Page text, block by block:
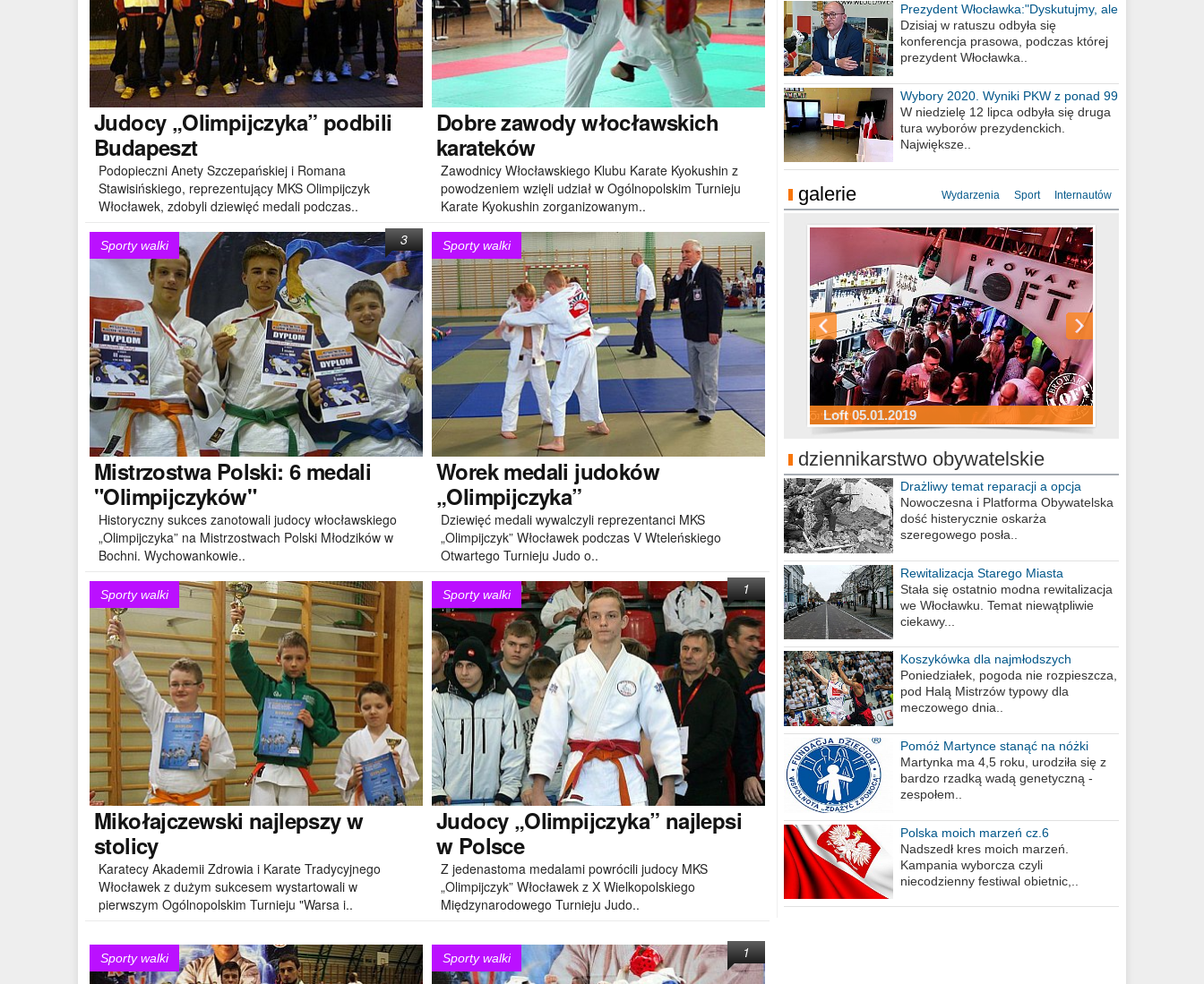
Judocy„Olimpijczyka” podbili
Budapeszt
Podopieczni Anety Szczepańskiej i Romana
Stawisińskiego, reprezentujący MKS Olimpijczyk
Włocławek, zdobyli dziewięć medali podczas..
Dobrezawody włocławskich
karateków
Zawodnicy Włocławskiego Klubu Karate Kyokushin z
powodzeniem wzięli udział w Ogólnopolskim Turnieju
Karate Kyokushin zorganizowanym..
Sporty walki
Mistrzostwa Polski: 6 medali
"Olimpijczyków"
Historyczny sukces zanotowali judocy włocławskiego
„Olimpijczyka” na Mistrzostwach Polski Młodzików w
Bochni. Wychowankowie..
3 Sporty walki
Worekmedali judoków
„Olimpijczyka”
Dziewięć medali wywalczyli reprezentanci MKS
„Olimpijczyk” Włocławek podczas V Wteleńskiego
Otwartego Turnieju Judo o..
Sporty walki
Mikołajczewski najlepszy w
stolicy
Karatecy Akademii Zdrowia i Karate Tradycyjnego
Włocławek z dużym sukcesem wystartowali w
pierwszym Ogólnopolskim Turnieju "Warsa i..
Sporty walki
Judocy„Olimpijczyka” najlepsi
w Polsce
Z jedenastoma medalami powrócili judocy MKS
„Olimpijczyk” Włocławek z X Wielkopolskiego
Międzynarodowego Turnieju Judo..
1
Sporty walki Sporty walki 1
Prezydent Włocławka:"Dyskutujmy, ale
nie obrażajmy się”
Dzisiaj w ratuszu odbyła się
konferencja prasowa, podczas której
prezydent Włocławka..
Wybory 2020. Wyniki PKW z ponad 99
procent obwodów
W niedzielę 12 lipca odbyła się druga
tura wyborów prezydenckich.
Największe..
galerie Wydarzenia Sport Internautów
Loft 05.01.2019
Sylwester Podgrodzie 31.12.2018
Sylwester Pensjonat Michelin 31.12.2018
Sylwester Hotel Młyn 31.12.2018
Sylwester Miejski 31.12.2018
Sylwester Loft 31.12.2018
dziennikarstwo obywatelskie
Drażliwy temat reparacji a opcja
berlińska
Nowoczesna i Platforma Obywatelska
dość histerycznie oskarża
szeregowego posła..
Rewitalizacja Starego Miasta
Stała się ostatnio modna rewitalizacja
we Włocławku. Temat niewątpliwie
ciekawy...
Koszykówka dla najmłodszych
Poniedziałek, pogoda nie rozpieszcza,
pod Halą Mistrzów typowy dla
meczowego dnia..
Pomóż Martynce stanąć na nóżki
Martynka ma 4,5 roku, urodziła się z
bardzo rzadką wadą genetyczną -
zespołem..
Polska moich marzeń cz.6
Nadszedł kres moich marzeń.
Kampania wyborcza czyli
niecodzienny festiwal obietnic,..